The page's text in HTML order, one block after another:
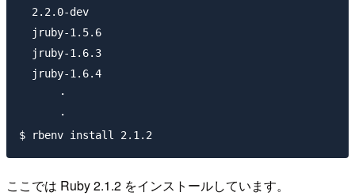
  2.2.0-dev
  jruby-1.5.6
  jruby-1.6.3
  jruby-1.6.4
      ・
      ・
ここでは Ruby 2.1.2 をインストールしています。